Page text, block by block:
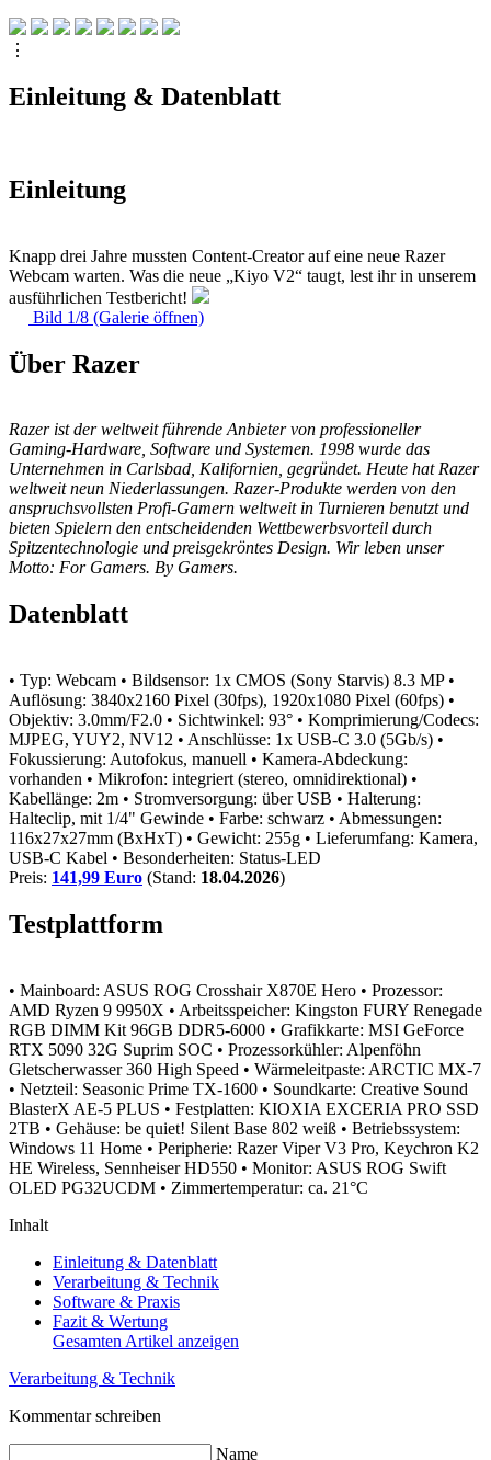
⋮
Einleitung & Datenblatt
Einleitung
Knapp drei Jahre mussten Content-Creator auf eine neue Razer
Webcam warten. Was die neue „Kiyo V2“ taugt, lest ihr in unserem
ausführlichen Testbericht!
Bild 1/8 (Galerie öffnen)
Über Razer
Razer ist der weltweit führende Anbieter von professioneller
Gaming-Hardware, Software und Systemen. 1998 wurde das
Unternehmen in Carlsbad, Kalifornien, gegründet. Heute hat Razer
weltweit neun Niederlassungen. Razer-Produkte werden von den
anspruchsvollsten Profi-Gamern weltweit in Turnieren benutzt und
bieten Spielern den entscheidenden Wettbewerbsvorteil durch
Spitzentechnologie und preisgekröntes Design. Wir leben unser
Motto: For Gamers. By Gamers.
Datenblatt
• Typ: Webcam • Bildsensor: 1x CMOS (Sony Starvis) 8.3 MP •
Auflösung: 3840x2160 Pixel (30fps), 1920x1080 Pixel (60fps) •
Objektiv: 3.0mm/F2.0 • Sichtwinkel: 93° • Komprimierung/Codecs:
MJPEG, YUY2, NV12 • Anschlüsse: 1x USB-C 3.0 (5Gb/s) •
Fokussierung: Autofokus, manuell • Kamera-Abdeckung:
vorhanden • Mikrofon: integriert (stereo, omnidirektional) •
Kabellänge: 2m • Stromversorgung: über USB • Halterung:
Halteclip, mit 1/4" Gewinde • Farbe: schwarz • Abmessungen:
116x27x27mm (BxHxT) • Gewicht: 255g • Lieferumfang: Kamera,
USB-C Kabel • Besonderheiten: Status-LED
Preis: 141,99 Euro (Stand: 18.04.2026)
Testplattform
• Mainboard: ASUS ROG Crosshair X870E Hero • Prozessor:
AMD Ryzen 9 9950X • Arbeitsspeicher: Kingston FURY Renegade
RGB DIMM Kit 96GB DDR5-6000 • Grafikkarte: MSI GeForce
RTX 5090 32G Suprim SOC • Prozessorkühler: Alpenföhn
Gletscherwasser 360 High Speed • Wärmeleitpaste: ARCTIC MX-7
• Netzteil: Seasonic Prime TX-1600 • Soundkarte: Creative Sound
BlasterX AE-5 PLUS • Festplatten: KIOXIA EXCERIA PRO SSD
2TB • Gehäuse: be quiet! Silent Base 802 weiß • Betriebssystem:
Windows 11 Home • Peripherie: Razer Viper V3 Pro, Keychron K2
HE Wireless, Sennheiser HD550 • Monitor: ASUS ROG Swift
OLED PG32UCDM • Zimmertemperatur: ca. 21°C
Inhalt
Einleitung & Datenblatt
Verarbeitung & Technik
Software & Praxis
Fazit & Wertung
Gesamten Artikel anzeigen
Verarbeitung & Technik
Kommentar schreiben
Name